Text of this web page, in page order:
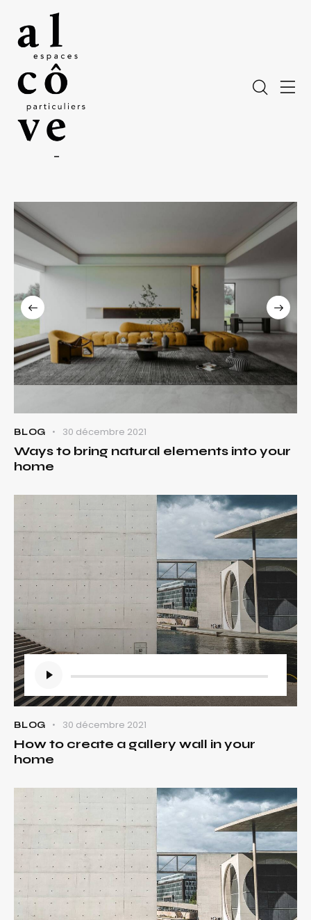
BLOG 30 décembre 2021
Ways to bring natural elements into your
home
Lecteur
audio
BLOG 30 décembre 2021
How to create a gallery wall in your
home